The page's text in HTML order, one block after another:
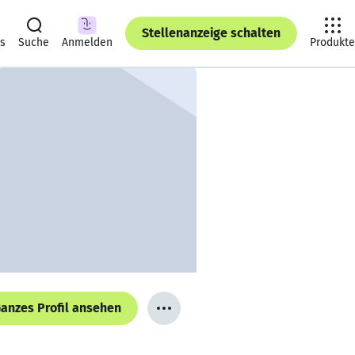
Suche Anmelden
Stellenanzeige schalten
Produkte
Profil ansehen